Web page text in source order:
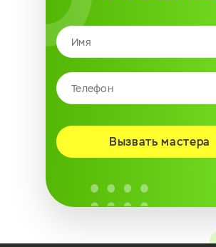
Вызвать мастера